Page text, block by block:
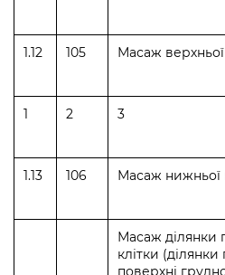
1.12 105 Масаж верхньої
1 2 3
1.13 106 Масаж нижньої
Масаж ділянки
клітки
поверхні